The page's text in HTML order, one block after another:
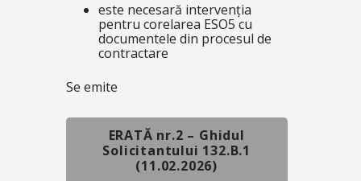
este necesară intervenția
pentru corelarea ESO5 cu
documentele din procesul de
contractare
Se emite
ERATĂ nr.2 – Ghidul
Solicitantului 132.B.1
(11.02.2026)